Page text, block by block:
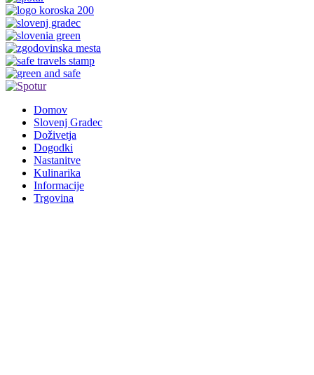
Domov
Slovenj Gradec
Doživetja
Dogodki
Nastanitve
Kulinarika
Informacije
Trgovina